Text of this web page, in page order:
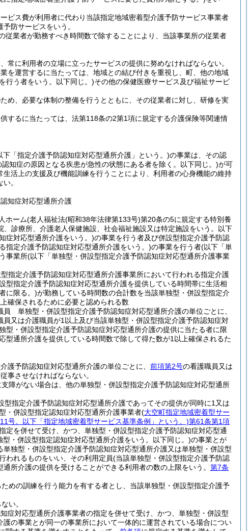
ス費が利用者に代わり当該指定地域密着型介護予防サービス事業者
防サービスをいう。
業者が勤務すべき時間数で除することにより、当該事業所の従業者
に利用者の立場に立ったサービスの提供に努めなければならない。
を運営するに当たっては、地域との結び付きを重視し、町、他の地域
行う者をいう。以下同じ。)その他の保健医療サービス及び福祉サービ
め、必要な体制の整備を行うとともに、その従業者に対し、研修を実
するに当たっては、法第118条の2第1項に規定する介護保険等関連情
下「指定介護予防認知症対応型通所介護」という。)の事業は、その認
知症の原因となる疾患が急性の状態にある者を除く。以下同じ。)が可
活上の支援及び機能訓練を行うことにより、利用者の心身機能の維持
。
知症対応型通所介護
ホーム(老人福祉法(昭和38年法律第133号)第20条の5に規定する特別養
、診療所、介護老人保健施設、社会福祉施設又は特定施設をいう。以下
症対応型通所介護をいう。)の事業を行う者及び併設型指定介護予防認
指定介護予防認知症対応型通所介護をいう。)の事業を行う者(以下「単
事業所(以下「単独型・併設型指定介護予防認知症対応型通所介護事業
指定介護予防認知症対応型通所介護事業所において行われる指定介護
型指定介護予防認知症対応型通所介護を提供している時間帯に生活相
に限る。)が勤務している時間数の合計数を当該単独型・併設型指定介
確保されるために必要と認められる数
員 単独型・併設型指定介護予防認知症対応型通所介護の単位ごとに、
又は介護職員が1以上及び当該単独型・併設型指定介護予防認知症対
型・併設型指定介護予防認知症対応型通所介護の提供に当たる者に限
通所介護を提供している時間数で除して得た数が1以上確保されるた
護予防認知症対応型通所介護の単位ごとに、 前項第2号の看護職員又は
事させなければならない。
障がない場合は、他の単独型・併設型指定介護予防認知症対応型通所
指定介護予防認知症対応型通所介護であってその提供が同時に1又は
・併設型指定認知症対応型通所介護事業者(大空町指定地域密着型サー
号。以下「指定地域密着型サービス基準条例」という。)第61条第1項
定を併せて受け、かつ、単独型・併設型指定介護予防認知症対応型通
型・併設型指定認知症対応型通所介護をいう。以下同じ。)の事業とが
独型・併設型指定介護予防認知症対応型通所介護又は単独型・併設型
われるものをいい、その利用定員(当該単独型・併設型指定介護予防認
所介護の提供を受けることができる利用者の数の上限をいう。 第7条
めの訓練を行う能力を有する者とし、当該単独型・併設型指定介護予
い。
症対応型通所介護事業者の指定を併せて受け、かつ、単独型・併設型
の事業とが同一の事業所において一体的に運営されている場合につい